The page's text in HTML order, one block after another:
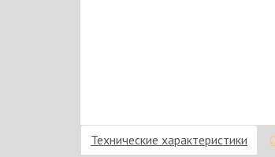
Технические характеристики